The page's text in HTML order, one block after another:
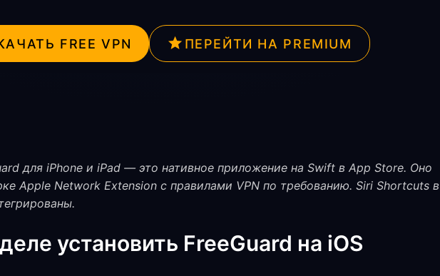
FREE VPN ПЕРЕЙТИ НА PREMIUM
для iPhone и iPad — это нативное приложение на Swift в App Store. Оно
Apple Network Extension с правилами VPN по требованию. Siri Shortcuts в
установить FreeGuard на iOS